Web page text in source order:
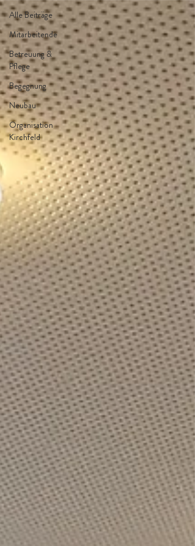
Alle Beiträge
Mitarbeitende
Betreuung &
Pflege
Begegnung
Neubau
Organisation
Kirchfeld